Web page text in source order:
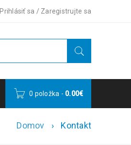
Prihlásiť sa / Zaregistrujte sa
0 položka - 0.00€
Domov › Kontakt